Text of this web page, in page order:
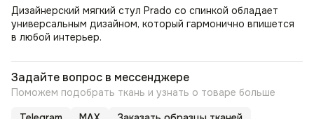
Дизайнерский мягкий стул Prado со спинкой обладает
универсальным дизайном, который гармонично впишется
в любой интерьер.
Задайте вопрос в мессенджере
Поможем подобрать ткань и узнать о товаре больше